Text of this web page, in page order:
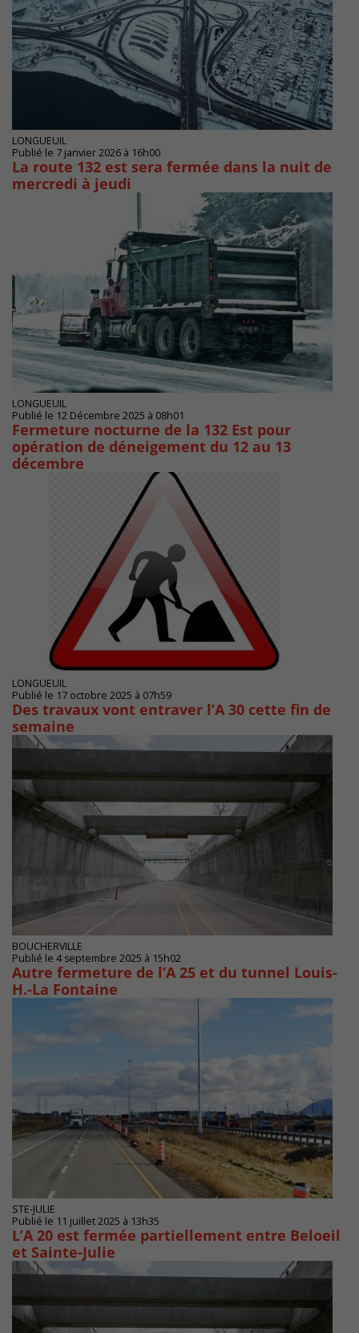
LONGUEUIL
Publié le 7 janvier 2026 à 16h00
La route 132 est sera fermée dans la nuit de
mercredi à jeudi
LONGUEUIL
Publié le 12 Décembre 2025 à 08h01
Fermeture nocturne de la 132 Est pour
opération de déneigement du 12 au 13
décembre
LONGUEUIL
Publié le 17 octobre 2025 à 07h59
Des travaux vont entraver l’A 30 cette fin de
semaine
BOUCHERVILLE
Publié le 4 septembre 2025 à 15h02
Autre fermeture de l’A 25 et du tunnel Louis-
H.-La Fontaine
STE-JULIE
Publié le 11 juillet 2025 à 13h35
L’A 20 est fermée partiellement entre Beloeil
et Sainte-Julie